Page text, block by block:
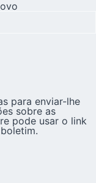
para enviar-lhe
sobre as
pode usar o link